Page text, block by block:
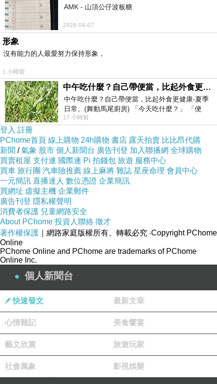
AMK - 山頂公仔波板糖
2026-08-07
形象
沒有能力的人最愛努力保持形象，
1 小時前
中午吃什麼？自己帶便當，比起外食更健康-夏季日常。(舞動馬尾廚房)
中午吃什麼？自己帶便當，比起外食更健康-夏季
日常。(舞動馬尾廚房) 「今天吃什麼？」 「便
當？麵？還是炒飯？」 每天都在選擇
17 小時前
登入 註冊
PChome首頁 線上購物 24h購物 書店 露天拍賣 比比昂代購
新聞 /氣象 股市 個人新聞台 廣告刊登 加入聯播網 全球購物
買賣租屋 支付連 國際連 Pi 拍錢包 旅遊 服務中心
買車 旅行團 汽車險推薦 線上麻將 雜誌 星座命理 會員中心
一元簡訊 直播達人 數位憑證 企業簡訊
買網址 虛擬主機 企業郵件
廣告刊登 隱私權聲明
消費者保護 兒童網路安全
About PChome 投資人聯絡 徵才
著作權保護 ｜網路家庭版權所有、轉載必究 ‧Copyright PChome
Online
PChome Online and PChome are trademarks of PChome
Online Inc.
個人新聞台
快速發文 最新文章
心情雜記 美食饗宴
藝文欣賞 旅遊玩家
社會萬象 影視娛樂